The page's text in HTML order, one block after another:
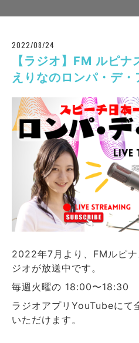
2022/08/24
【ラジオ】FM ルピ
えりなのロンパ・デ
2022年7月より、FMルピ
ジオが放送中です。
毎週火曜の 18:00〜18:30
ラジオアプリYouTubeにて
いただけます。